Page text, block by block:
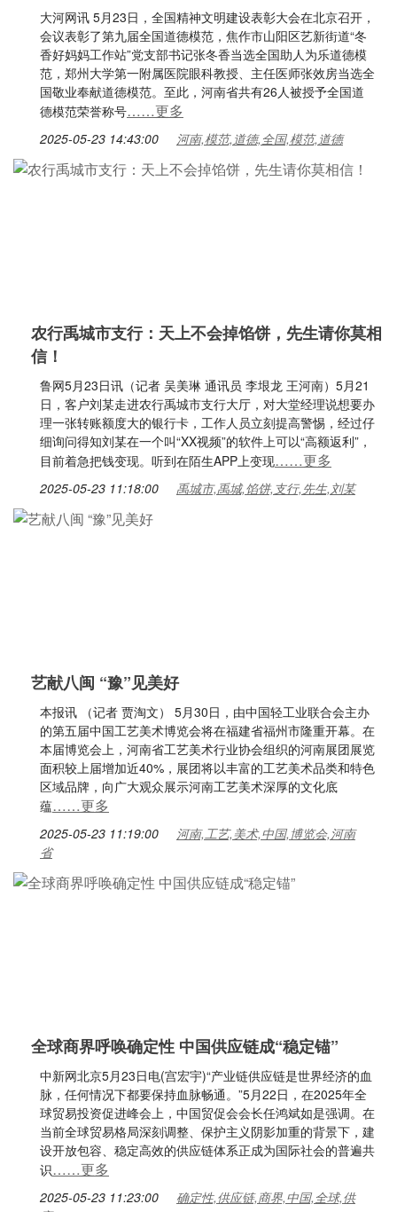
大河网讯 5月23日，全国精神文明建设表彰大会在北京召开，
会议表彰了第九届全国道德模范，焦作市山阳区艺新街道“冬
香好妈妈工作站”党支部书记张冬香当选全国助人为乐道德模
范，郑州大学第一附属医院眼科教授、主任医师张效房当选全
国敬业奉献道德模范。至此，河南省共有26人被授予全国道
德模范荣誉称号……更多
2025-05-23 14:43:00 河南,模范,道德,全国,模范,道德
农行禹城市支行：天上不会掉馅饼，先生请你莫相
信！
鲁网5月23日讯（记者 吴美琳 通讯员 李垠龙 王河南）5月21
日，客户刘某走进农行禹城市支行大厅，对大堂经理说想要办
理一张转账额度大的银行卡，工作人员立刻提高警惕，经过仔
细询问得知刘某在一个叫“XX视频”的软件上可以“高额返利”，
目前着急把钱变现。听到在陌生APP上变现……更多
2025-05-23 11:18:00 禹城市,禹城,馅饼,支行,先生,刘某
艺献八闽 “豫”见美好
本报讯 （记者 贾淘文） 5月30日，由中国轻工业联合会主办
的第五届中国工艺美术博览会将在福建省福州市隆重开幕。在
本届博览会上，河南省工艺美术行业协会组织的河南展团展览
面积较上届增加近40%，展团将以丰富的工艺美术品类和特色
区域品牌，向广大观众展示河南工艺美术深厚的文化底
蕴……更多
2025-05-23 11:19:00
河南,工艺,美术,中国,博览会,河南
省
全球商界呼唤确定性 中国供应链成“稳定锚”
中新网北京5月23日电(宫宏宇)“产业链供应链是世界经济的血
脉，任何情况下都要保持血脉畅通。”5月22日，在2025年全
球贸易投资促进峰会上，中国贸促会会长任鸿斌如是强调。在
当前全球贸易格局深刻调整、保护主义阴影加重的背景下，建
设开放包容、稳定高效的供应链体系正成为国际社会的普遍共
识……更多
2025-05-23 11:23:00
确定性,供应链,商界,中国,全球,供